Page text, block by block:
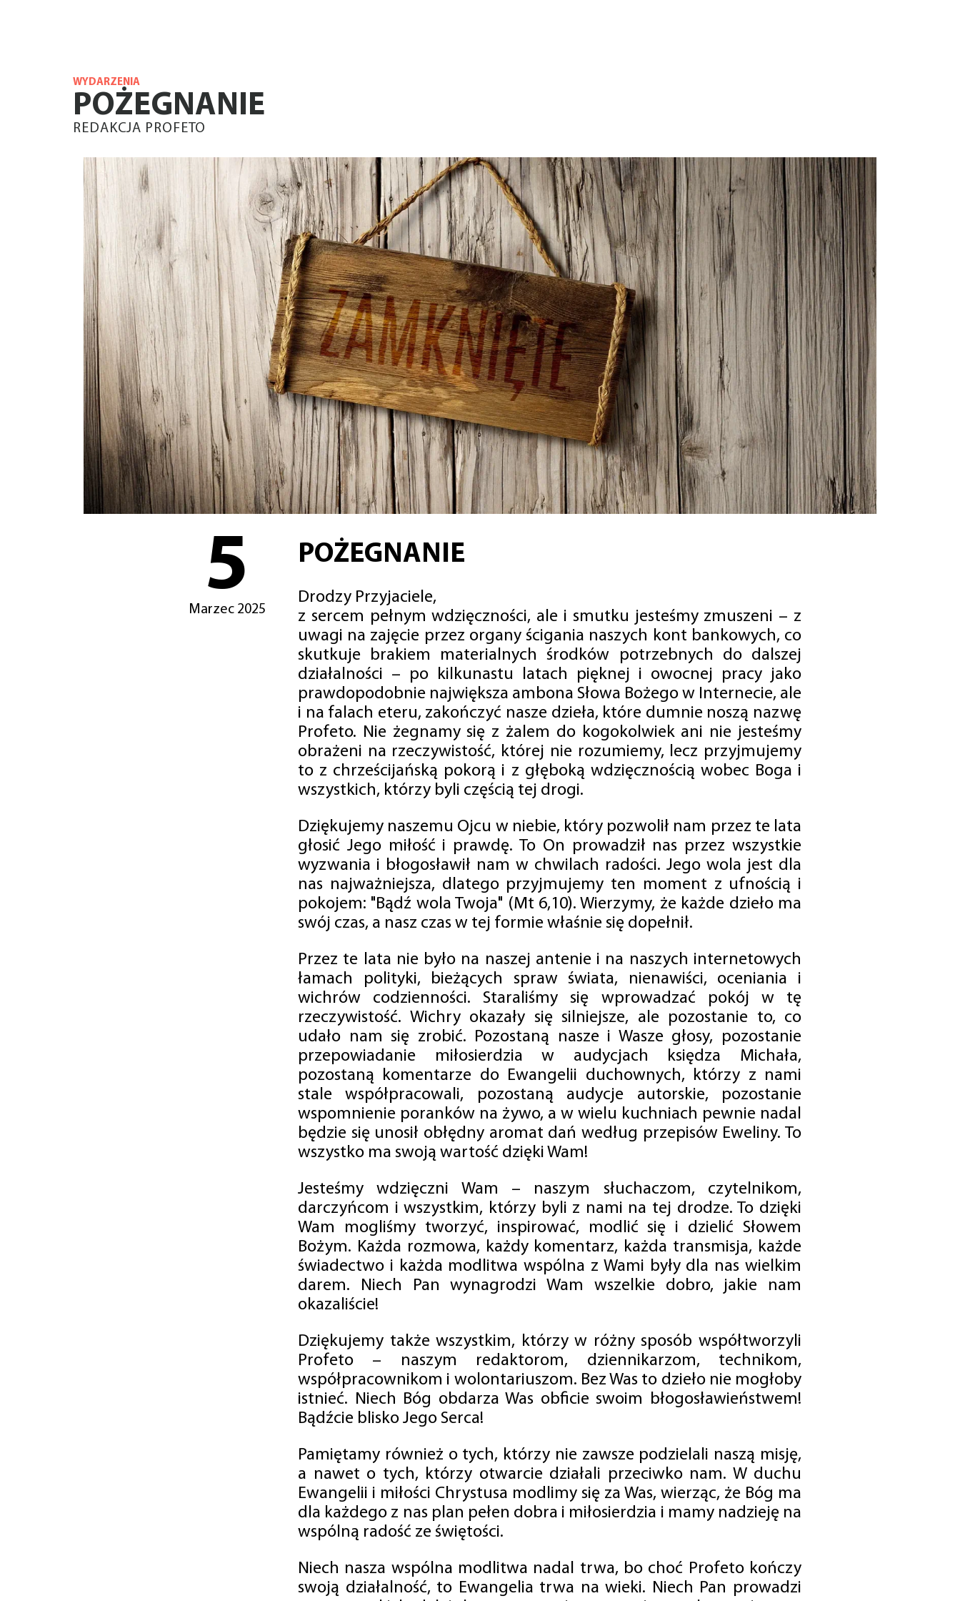
WYDARZENIA
POŻEGNANIE
REDAKCJA PROFETO
5
Marzec 2025
POŻEGNANIE
Drodzy Przyjaciele,
z sercem pełnym wdzięczności, ale i smutku jesteśmy zmuszeni – z
uwagi na zajęcie przez organy ścigania naszych kont bankowych, co
skutkuje brakiem materialnych środków potrzebnych do dalszej
działalności – po kilkunastu latach pięknej i owocnej pracy jako
prawdopodobnie największa ambona Słowa Bożego w Internecie, ale
i na falach eteru, zakończyć nasze dzieła, które dumnie noszą nazwę
Profeto. Nie żegnamy się z żalem do kogokolwiek ani nie jesteśmy
obrażeni na rzeczywistość, której nie rozumiemy, lecz przyjmujemy
to z chrześcijańską pokorą i z głęboką wdzięcznością wobec Boga i
wszystkich, którzy byli częścią tej drogi.
Dziękujemy naszemu Ojcu w niebie, który pozwolił nam przez te lata
głosić Jego miłość i prawdę. To On prowadził nas przez wszystkie
wyzwania i błogosławił nam w chwilach radości. Jego wola jest dla
nas najważniejsza, dlatego przyjmujemy ten moment z ufnością i
pokojem: "Bądź wola Twoja" (Mt 6,10). Wierzymy, że każde dzieło ma
swój czas, a nasz czas w tej formie właśnie się dopełnił.
Przez te lata nie było na naszej antenie i na naszych internetowych
łamach polityki, bieżących spraw świata, nienawiści, oceniania i
wichrów codzienności. Staraliśmy się wprowadzać pokój w tę
rzeczywistość. Wichry okazały się silniejsze, ale pozostanie to, co
udało nam się zrobić. Pozostaną nasze i Wasze głosy, pozostanie
przepowiadanie miłosierdzia w audycjach księdza Michała,
pozostaną komentarze do Ewangelii duchownych, którzy z nami
stale współpracowali, pozostaną audycje autorskie, pozostanie
wspomnienie poranków na żywo, a w wielu kuchniach pewnie nadal
będzie się unosił obłędny aromat dań według przepisów Eweliny. To
wszystko ma swoją wartość dzięki Wam!
Jesteśmy wdzięczni Wam – naszym słuchaczom, czytelnikom,
darczyńcom i wszystkim, którzy byli z nami na tej drodze. To dzięki
Wam mogliśmy tworzyć, inspirować, modlić się i dzielić Słowem
Bożym. Każda rozmowa, każdy komentarz, każda transmisja, każde
świadectwo i każda modlitwa wspólna z Wami były dla nas wielkim
darem. Niech Pan wynagrodzi Wam wszelkie dobro, jakie nam
okazaliście!
Dziękujemy także wszystkim, którzy w różny sposób współtworzyli
Profeto – naszym redaktorom, dziennikarzom, technikom,
współpracownikom i wolontariuszom. Bez Was to dzieło nie mogłoby
istnieć. Niech Bóg obdarza Was obficie swoim błogosławieństwem!
Bądźcie blisko Jego Serca!
Pamiętamy również o tych, którzy nie zawsze podzielali naszą misję,
a nawet o tych, którzy otwarcie działali przeciwko nam. W duchu
Ewangelii i miłości Chrystusa modlimy się za Was, wierząc, że Bóg ma
dla każdego z nas plan pełen dobra i miłosierdzia i mamy nadzieję na
wspólną radość ze świętości.
Niech nasza wspólna modlitwa nadal trwa, bo choć Profeto kończy
swoją działalność, to Ewangelia trwa na wieki. Niech Pan prowadzi